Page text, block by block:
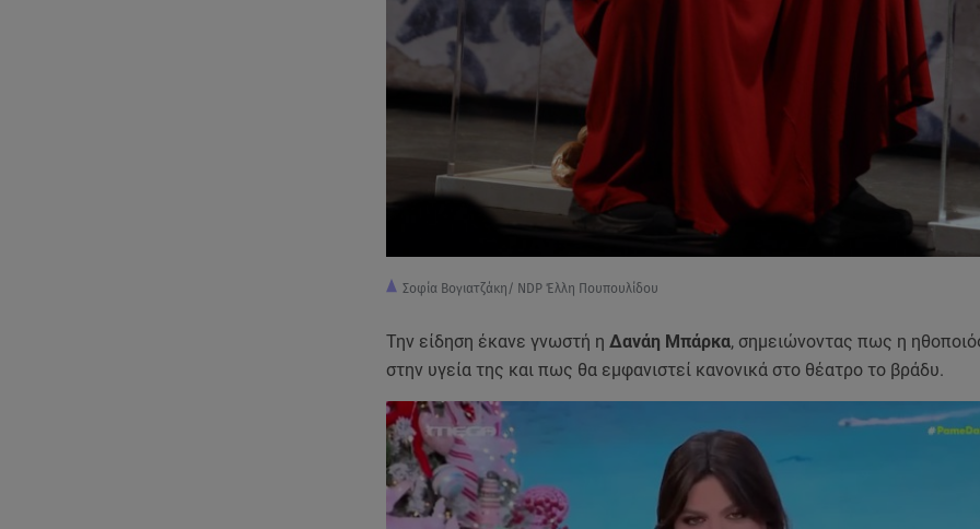
Σοφία Βογιατζάκη/ NDP Έλλη Πουπουλίδου
Την είδηση έκανε γνωστή η Δανάη Μπάρκα, σημειώνοντας πως η
στην υγεία της και πως θα εμφανιστεί κανονικά στο θέατρο το βράδυ.